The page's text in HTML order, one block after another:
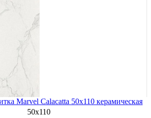
Marvel Calacatta 50x110 керамическая
50x110